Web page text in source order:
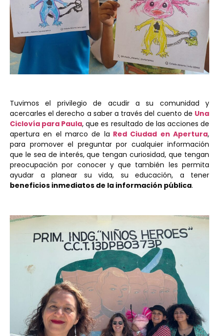
Tuvimos el privilegio de acudir a su comunidad y
acercarles el derecho a saber a través del cuento de Una
Ciclovía para Paula, que es resultado de las acciones de
apertura en el marco de la Red Ciudad en Apertura,
para promover el preguntar por cualquier información
que le sea de interés, que tengan curiosidad, que tengan
preocupación por conocer y que también les permita
ayudar a planear su vida, su educación, a tener
beneficios inmediatos de la información pública.